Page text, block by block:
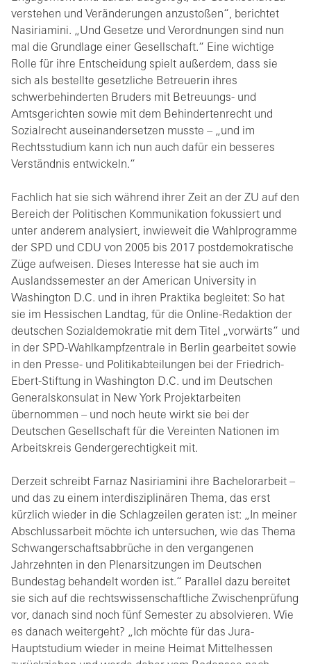
verstehen und Veränderungen anzustoßen“, berichtet
Nasiriamini. „Und Gesetze und Verordnungen sind nun
mal die Grundlage einer Gesellschaft.“ Eine wichtige
Rolle für ihre Entscheidung spielt außerdem, dass sie
sich als bestellte gesetzliche Betreuerin ihres
schwerbehinderten Bruders mit Betreuungs- und
Amtsgerichten sowie mit dem Behindertenrecht und
Sozialrecht auseinandersetzen musste – „und im
Rechtsstudium kann ich nun auch dafür ein besseres
Verständnis entwickeln.“
Fachlich hat sie sich während ihrer Zeit an der ZU auf den
Bereich der Politischen Kommunikation fokussiert und
unter anderem analysiert, inwieweit die Wahlprogramme
der SPD und CDU von 2005 bis 2017 postdemokratische
Züge aufweisen. Dieses Interesse hat sie auch im
Auslandssemester an der American University in
Washington D.C. und in ihren Praktika begleitet: So hat
sie im Hessischen Landtag, für die Online-Redaktion der
deutschen Sozialdemokratie mit dem Titel „vorwärts“ und
in der SPD-Wahlkampfzentrale in Berlin gearbeitet sowie
in den Presse- und Politikabteilungen bei der Friedrich-
Ebert-Stiftung in Washington D.C. und im Deutschen
Generalskonsulat in New York Projektarbeiten
übernommen – und noch heute wirkt sie bei der
Deutschen Gesellschaft für die Vereinten Nationen im
Arbeitskreis Gendergerechtigkeit mit.
Derzeit schreibt Farnaz Nasiriamini ihre Bachelorarbeit –
und das zu einem interdisziplinären Thema, das erst
kürzlich wieder in die Schlagzeilen geraten ist: „In meiner
Abschlussarbeit möchte ich untersuchen, wie das Thema
Schwangerschaftsabbrüche in den vergangenen
Jahrzehnten in den Plenarsitzungen im Deutschen
Bundestag behandelt worden ist.“ Parallel dazu bereitet
sie sich auf die rechtswissenschaftliche Zwischenprüfung
vor, danach sind noch fünf Semester zu absolvieren. Wie
es danach weitergeht? „Ich möchte für das Jura-
Hauptstudium wieder in meine Heimat Mittelhessen